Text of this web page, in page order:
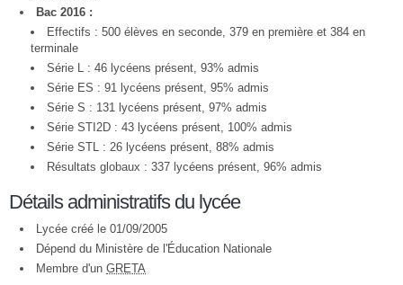
Bac 2016 :
Effectifs : 500 élèves en seconde, 379 en première et 384 en
terminale
Série L : 46 lycéens présent, 93% admis
Série ES : 91 lycéens présent, 95% admis
Série S : 131 lycéens présent, 97% admis
Série STI2D : 43 lycéens présent, 100% admis
Série STL : 26 lycéens présent, 88% admis
Résultats globaux : 337 lycéens présent, 96% admis
Détails administratifs du lycée
Lycée créé le 01/09/2005
Dépend du Ministère de l'Éducation Nationale
Membre d'un GRETA